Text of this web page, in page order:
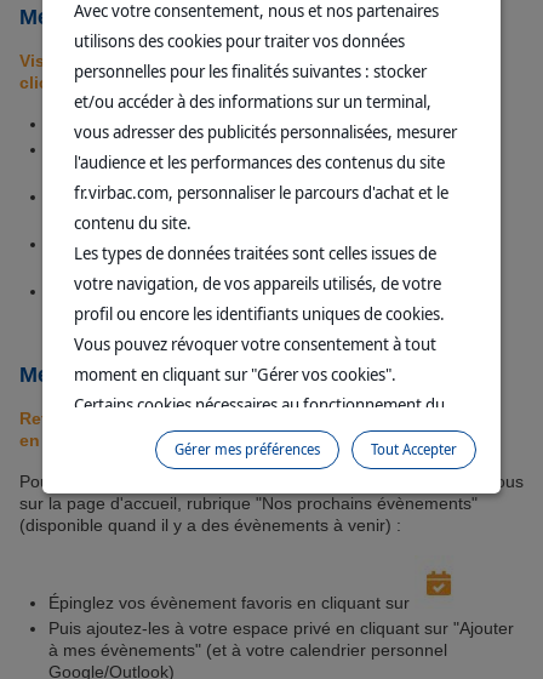
Mes contacts Virbac
Visualisez vos interlocuteurs Virbac et contactez-les en 1
clic :
Votre responsable client (RC)
Votre responsable conseil régional (RCR) - animaux de
compagnie
Votre consultant en relation client (CRC) - animaux de
compagnie
Votre responsable conseil vétérinaire (RCV) - animaux
d'élevage
Le directeur régional
Mes évènements
Retrouvez ici les évènements Virbac que vous avez ajouté
en favori.
Pour ajouter un évènement dans votre espace privé, rendez-vous
sur la page d'accueil, rubrique "Nos prochains évènements"
(disponible quand il y a des évènements à venir) :
Épinglez vos évènement favoris en cliquant sur
Puis ajoutez-les à votre espace privé en cliquant sur "Ajouter
à mes évènements" (et à votre calendrier personnel
Google/Outlook)
Avec votre consentement, nous et nos partenaires
utilisons des cookies pour traiter vos données
personnelles pour les finalités suivantes : stocker
et/ou accéder à des informations sur un terminal,
vous adresser des publicités personnalisées, mesurer
l'audience et les performances des contenus du site
fr.virbac.com, personnaliser le parcours d'achat et le
contenu du site.
Les types de données traitées sont celles issues de
votre navigation, de vos appareils utilisés, de votre
profil ou encore les identifiants uniques de cookies.
Vous pouvez révoquer votre consentement à tout
moment en cliquant sur "Gérer vos cookies".
Certains cookies nécessaires au fonctionnement du
site sont déposés sans votre consentement. Ils
permettent et facilitent votre navigation sur le site. En
cliquant sur “Continuer sans accepter” aucun cookie
soumis à votre consentement ne sera déposé.
et notre
Politique cookies.
Tout Accepter
Gérer mes préférences